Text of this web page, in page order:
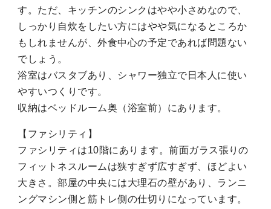
す。ただ、キッチンのシンクはやや小さめなので、
しっかり自炊をしたい方にはやや気になるところか
もしれませんが、外食中心の予定であれば問題ない
でしょう。
浴室はバスタブあり、シャワー独立で日本人に使い
やすいつくりです。
収納はベッドルーム奥（浴室前）にあります。
【ファシリティ】
ファシリティは10階にあります。前面ガラス張りの
フィットネスルームは狭すぎず広すぎず、ほどよい
大きさ。部屋の中央には大理石の壁があり、ランニ
ングマシン側と筋トレ側の仕切りになっています。